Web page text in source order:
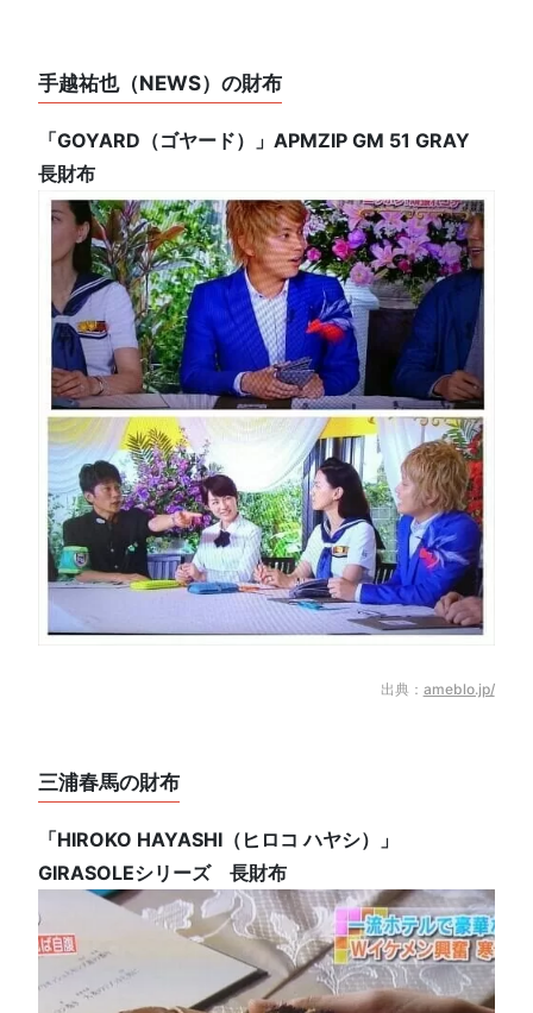
手越祐也（NEWS）の財布
「GOYARD（ゴヤード）」APMZIP GM 51 GRAY
長財布
出典： ameblo.jp/
三浦春馬の財布
「HIROKO HAYASHI（ヒロコ ハヤシ）」
GIRASOLEシリーズ 長財布